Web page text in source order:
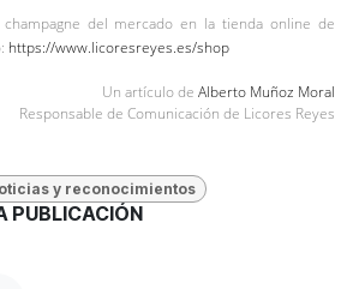
del mercado en la tienda online de
https://www.licoresreyes.es/shop
Un artículo de Alberto Muñoz Moral
Responsable de Comunicación de Licores Reyes
y reconocimientos
PUBLICACIÓN